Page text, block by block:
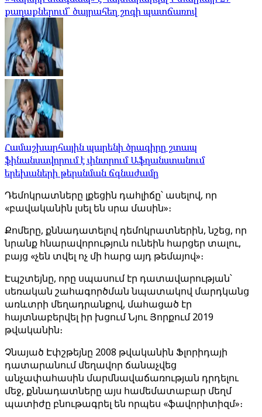
քաղաքներում՝ ծայրահեղ շոգի պատճառով
Համաշխարհային պարենի ծրագիրը շտապ
ֆինանսավորում է փնտրում Աֆղանստանում
երեխաների թերսնման ճգնաժամը
Դեմոկրատները լքեցին դահլիճը՝ ասելով, որ
«բավականին լսել են սրա մասին»։
Քոմերը, քննադատելով դեմոկրատներին, նշեց, որ
նրանք հնարավորություն ունեին հարցեր տալու,
բայց «չեն տվել ոչ մի հարց այդ թեմայով»։
Էպշտեյնը, որը սպասում էր դատավարության՝
սեռական շահագործման նպատակով մարդկանց
առևտրի մեղադրանքով, մահացած էր
հայտնաբերվել իր խցում Նյու Յորքում 2019
թվականին։
Չնայած Էփշթեյնը 2008 թվականին Ֆլորիդայի
դատարանում մեղավոր ճանաչվեց
անչափահասին մարմնավաճառության դրդելու
մեջ, քննադատները այս համեմատաբար մեղմ
պատիժը բնութագրել են որպես «ֆավորիտիզմ»։